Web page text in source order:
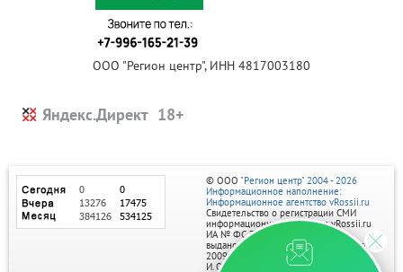
ООО "Регион центр", ИНН 4817003180
Яндекс.Директ
© ООО "Регион центр" 2004 - 2026
Информационное наполнение:
Информационное агентство vRossii.ru
Свидетельство о регистрации СМИ
информационного агентства vRossii.ru
ИА № ФС 77‑35502
выдано РОСКОМНАДЗОРом 04 марта
2009г.
И. О. Главного редактора Нарыков А. Н.